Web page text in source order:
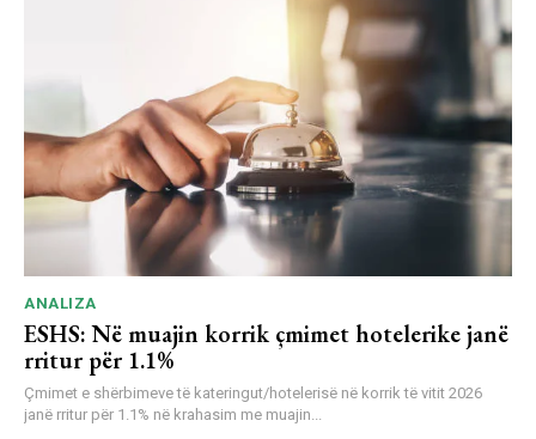
ANALIZA
ESHS: Në muajin korrik çmimet hotelerike janë
rritur për 1.1%
Çmimet e shërbimeve të kateringut/hotelerisë në korrik të vitit 2026
janë rritur për 1.1% në krahasim me muajin...